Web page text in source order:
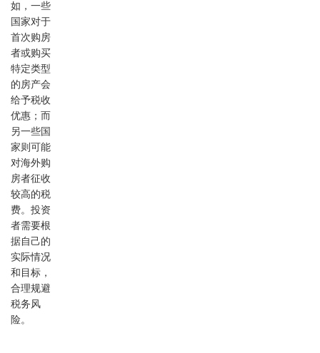
如，一些
国家对于
首次购房
者或购买
特定类型
的房产会
给予税收
优惠；而
另一些国
家则可能
对海外购
房者征收
较高的税
费。投资
者需要根
据自己的
实际情况
和目标，
合理规避
税务风
险。